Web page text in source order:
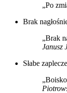
„Po
Brak
„Brak
Janusz
Słabe